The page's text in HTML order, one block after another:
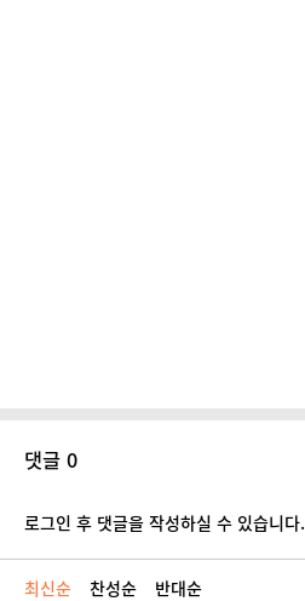
댓글 0
로그인 후 댓글을 작성하실 수 있습니다.
최신순 찬성순 반대순